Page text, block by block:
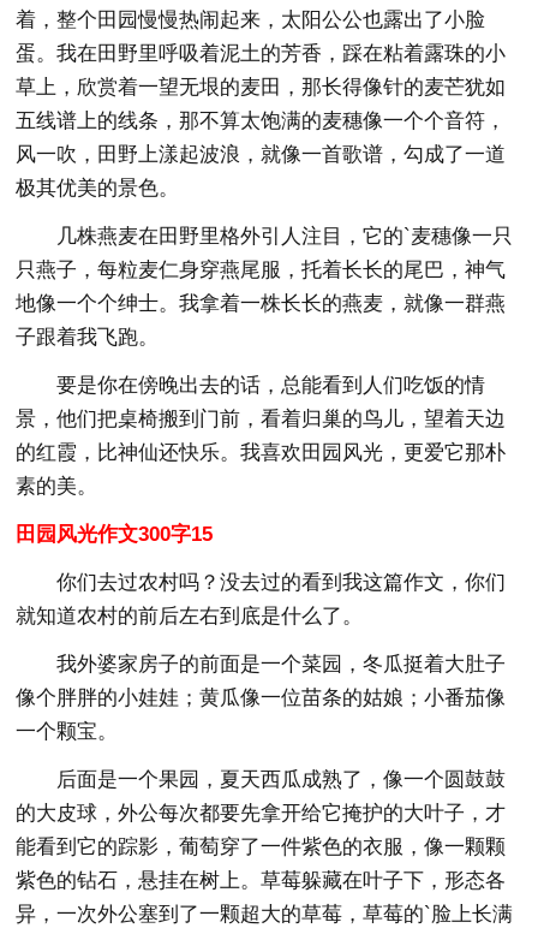
着，整个田园慢慢热闹起来，太阳公公也露出了小脸
蛋。我在田野里呼吸着泥土的芳香，踩在粘着露珠的小
草上，欣赏着一望无垠的麦田，那长得像针的麦芒犹如
五线谱上的线条，那不算太饱满的麦穗像一个个音符，
风一吹，田野上漾起波浪，就像一首歌谱，勾成了一道
极其优美的景色。
几株燕麦在田野里格外引人注目，它的`麦穗像一只
只燕子，每粒麦仁身穿燕尾服，托着长长的尾巴，神气
地像一个个绅士。我拿着一株长长的燕麦，就像一群燕
子跟着我飞跑。
要是你在傍晚出去的话，总能看到人们吃饭的情
景，他们把桌椅搬到门前，看着归巢的鸟儿，望着天边
的红霞，比神仙还快乐。我喜欢田园风光，更爱它那朴
素的美。
田园风光作文300字15
你们去过农村吗？没去过的看到我这篇作文，你们
就知道农村的前后左右到底是什么了。
我外婆家房子的前面是一个菜园，冬瓜挺着大肚子
像个胖胖的小娃娃；黄瓜像一位苗条的姑娘；小番茄像
一个颗宝。
后面是一个果园，夏天西瓜成熟了，像一个圆鼓鼓
的大皮球，外公每次都要先拿开给它掩护的大叶子，才
能看到它的踪影，葡萄穿了一件紫色的衣服，像一颗颗
紫色的钻石，悬挂在树上。草莓躲藏在叶子下，形态各
异，一次外公塞到了一颗超大的草莓，草莓的`脸上长满